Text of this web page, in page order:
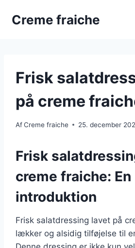
Creme fraiche
Frisk
på creme
AfCreme fraiche 25. december
Frisk
creme fraiche: En
introduktion
Frisk salatdressing lavet på
lækker og alsidig tilføjelse til